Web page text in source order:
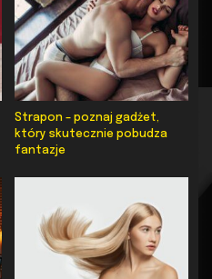
Strapon – poznaj gadżet,
który skutecznie pobudza
fantazje